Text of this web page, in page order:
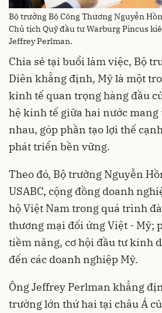
Bộ trưởng Bộ Công Thương Nguyễn
Chủ tịch Quỹ đầu tư Warburg Pincus
Jeffrey Perlman.
Chia sẻ tại buổi làm việc, Bộ
Diên khẳng định, Mỹ là một
kinh tế quan trọng hàng đầu
hệ kinh tế giữa hai nước
nhau, góp phần tạo lợi thế
phát triển bền vững.
Theo đó, Bộ trưởng Nguyễn
USABC, cộng đồng doanh
hộ Việt Nam trong quá trình
thương mại đối ứng Việt - Mỹ;
tiềm năng, cơ hội đầu tư kinh
đến các doanh nghiệp Mỹ.
Ông Jeffrey Perlman khẳng
trường lớn thứ hai tại châu Á